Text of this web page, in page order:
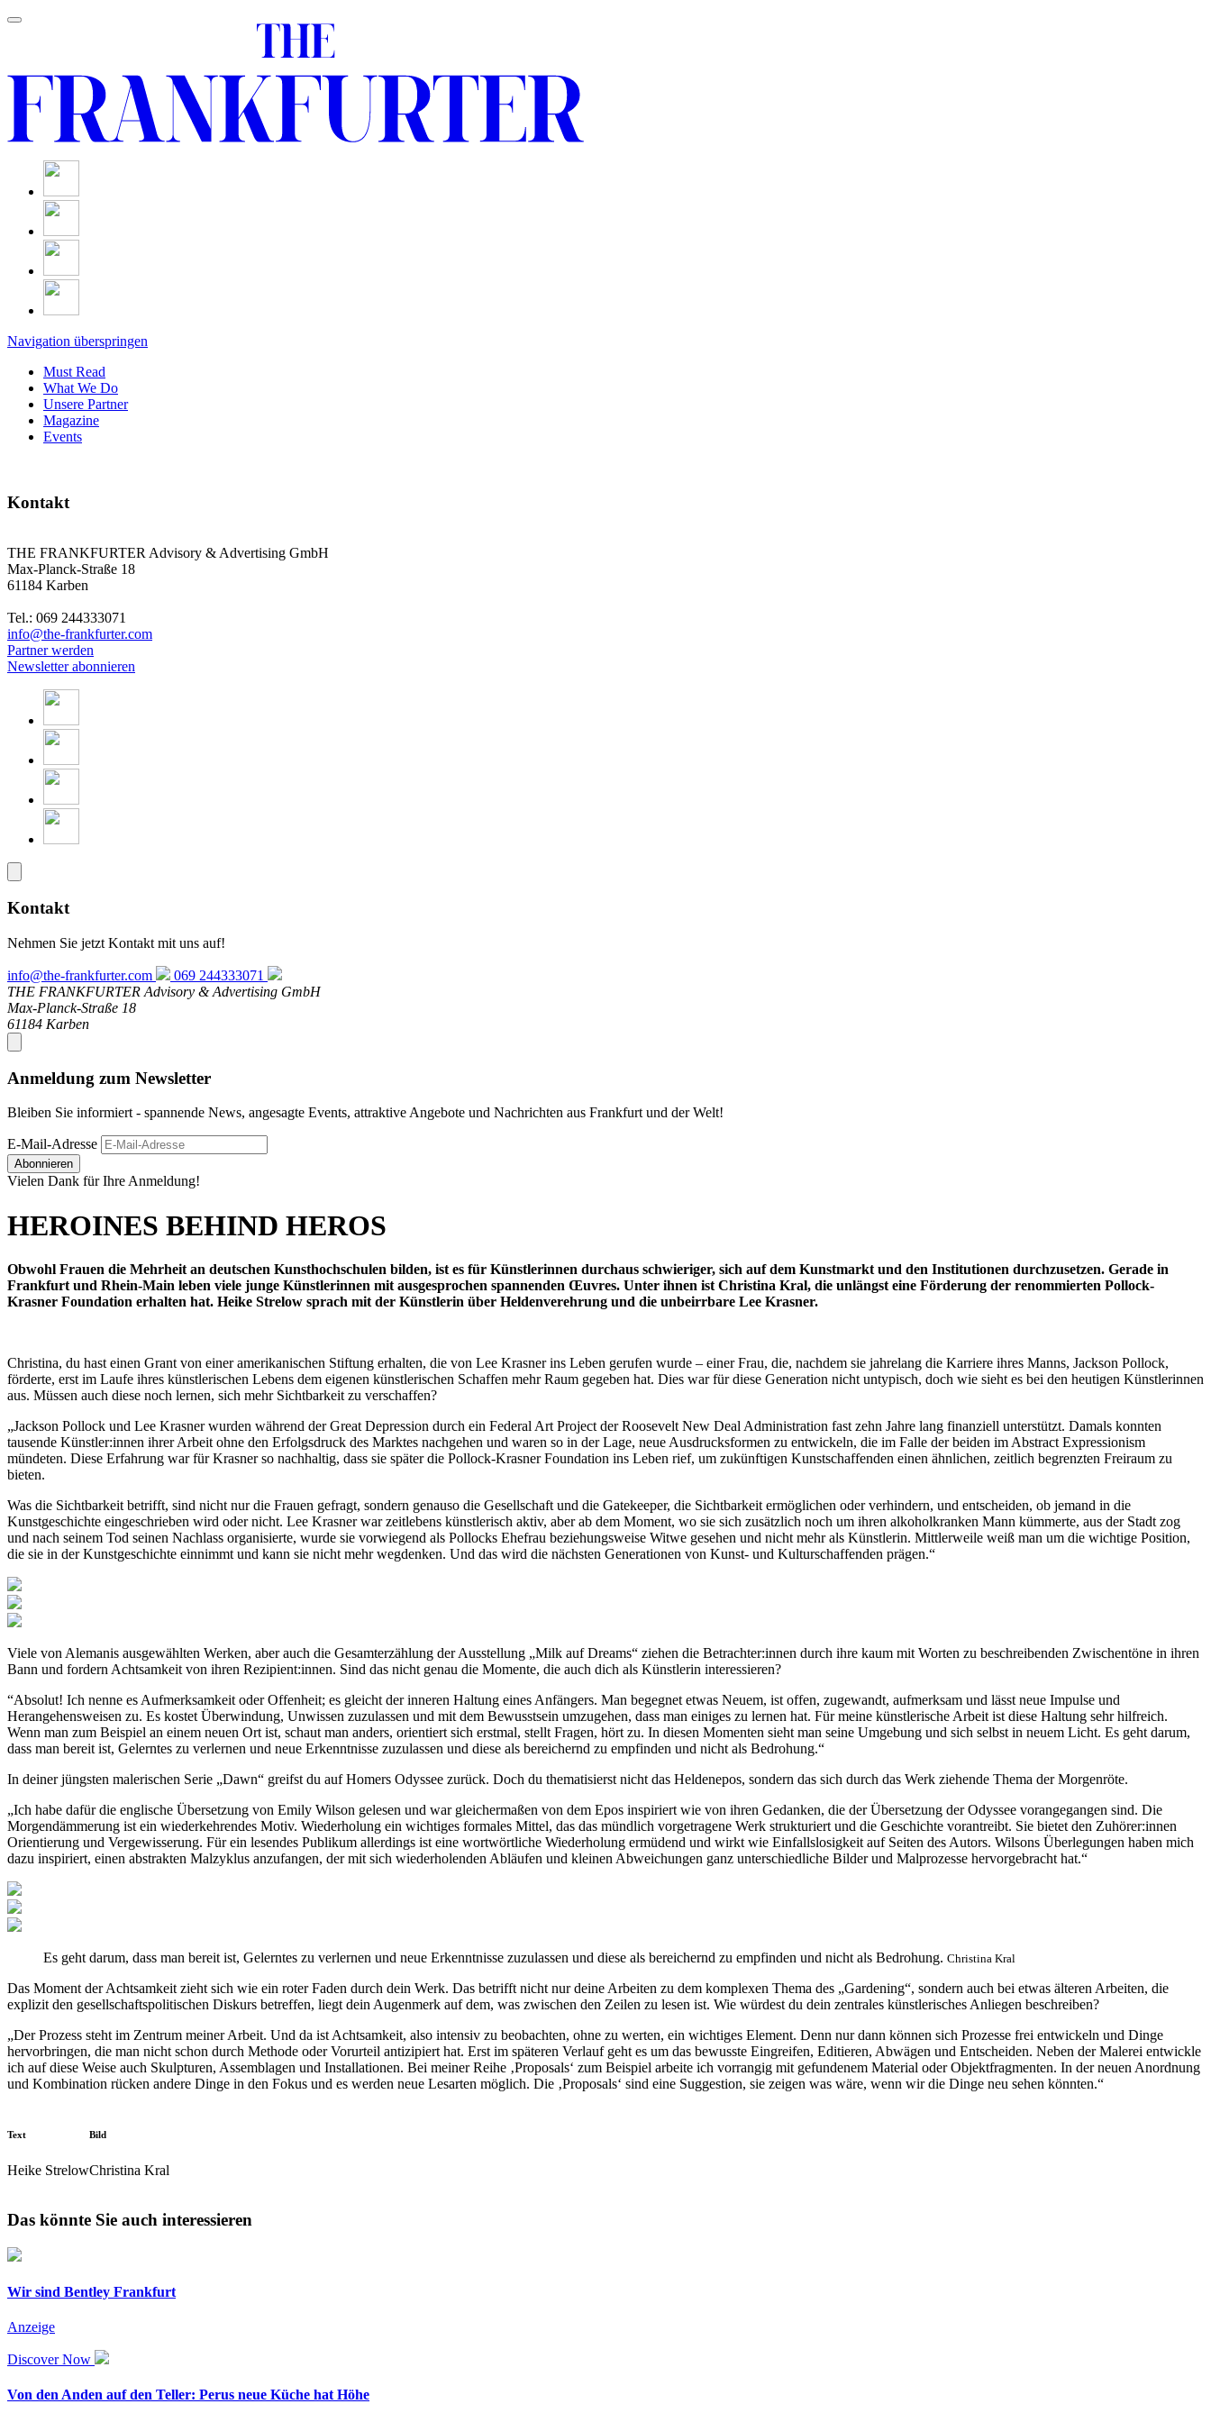
Navigation überspringen
Must Read
What We Do
Unsere Partner
Magazine
Events
Kontakt
THE FRANKFURTER Advisory & Advertising GmbH
Max-Planck-Straße 18
61184 Karben
Tel.: 069 244333071
info@the-frankfurter.com
Partner werden
Newsletter abonnieren
Kontakt
Nehmen Sie jetzt Kontakt mit uns auf!
info@the-frankfurter.com
069 244333071
THE FRANKFURTER Advisory & Advertising GmbH
Max-Planck-Straße 18
61184 Karben
Anmeldung zum Newsletter
Bleiben Sie informiert - spannende News, angesagte Events, attraktive Angebote und Nachrichten aus Frankfurt und der Welt!
E-Mail-Adresse
Abonnieren
Vielen Dank für Ihre Anmeldung!
HEROINES BEHIND HEROS
Obwohl Frauen die Mehrheit an deutschen Kunsthochschulen bilden, ist es für Künstlerinnen durchaus schwieriger, sich auf dem Kunstmarkt und den Institutionen durchzusetzen. Gerade in
Frankfurt und Rhein-Main leben viele junge Künstlerinnen mit ausgesprochen spannenden Œuvres. Unter ihnen ist Christina Kral, die unlängst eine Förderung der renommierten Pollock-
Krasner Foundation erhalten hat. Heike Strelow sprach mit der Künstlerin über Heldenverehrung und die unbeirrbare Lee Krasner.
Christina, du hast einen Grant von einer amerikanischen Stiftung erhalten, die von Lee Krasner ins Leben gerufen wurde – einer Frau, die, nachdem sie jahrelang die Karriere ihres Manns, Jackson Pollock,
förderte, erst im Laufe ihres künstlerischen Lebens dem eigenen künstlerischen Schaffen mehr Raum gegeben hat. Dies war für diese Generation nicht untypisch, doch wie sieht es bei den heutigen Künstlerinnen
aus. Müssen auch diese noch lernen, sich mehr Sichtbarkeit zu verschaffen?
„Jackson Pollock und Lee Krasner wurden während der Great Depression durch ein Federal Art Project der Roosevelt New Deal Administration fast zehn Jahre lang finanziell unterstützt. Damals konnten
tausende Künstler:innen ihrer Arbeit ohne den Erfolgsdruck des Marktes nachgehen und waren so in der Lage, neue Ausdrucksformen zu entwickeln, die im Falle der beiden im Abstract Expressionism
mündeten. Diese Erfahrung war für Krasner so nachhaltig, dass sie später die Pollock-Krasner Foundation ins Leben rief, um zukünftigen Kunstschaffenden einen ähnlichen, zeitlich begrenzten Freiraum zu
bieten.
Was die Sichtbarkeit betrifft, sind nicht nur die Frauen gefragt, sondern genauso die Gesellschaft und die Gatekeeper, die Sichtbarkeit ermöglichen oder verhindern, und entscheiden, ob jemand in die
Kunstgeschichte eingeschrieben wird oder nicht. Lee Krasner war zeitlebens künstlerisch aktiv, aber ab dem Moment, wo sie sich zusätzlich noch um ihren alkoholkranken Mann kümmerte, aus der Stadt zog
und nach seinem Tod seinen Nachlass organisierte, wurde sie vorwiegend als Pollocks Ehefrau beziehungsweise Witwe gesehen und nicht mehr als Künstlerin. Mittlerweile weiß man um die wichtige Position,
die sie in der Kunstgeschichte einnimmt und kann sie nicht mehr wegdenken. Und das wird die nächsten Generationen von Kunst- und Kulturschaffenden prägen.“
Viele von Alemanis ausgewählten Werken, aber auch die Gesamterzählung der Ausstellung „Milk auf Dreams“ ziehen die Betrachter:innen durch ihre kaum mit Worten zu beschreibenden Zwischentöne in ihren
Bann und fordern Achtsamkeit von ihren Rezipient:innen. Sind das nicht genau die Momente, die auch dich als Künstlerin interessieren?
“Absolut! Ich nenne es Aufmerksamkeit oder Offenheit; es gleicht der inneren Haltung eines Anfängers. Man begegnet etwas Neuem, ist offen, zugewandt, aufmerksam und lässt neue Impulse und
Herangehensweisen zu. Es kostet Überwindung, Unwissen zuzulassen und mit dem Bewusstsein umzugehen, dass man einiges zu lernen hat. Für meine künstlerische Arbeit ist diese Haltung sehr hilfreich.
Wenn man zum Beispiel an einem neuen Ort ist, schaut man anders, orientiert sich erstmal, stellt Fragen, hört zu. In diesen Momenten sieht man seine Umgebung und sich selbst in neuem Licht. Es geht darum,
dass man bereit ist, Gelerntes zu verlernen und neue Erkenntnisse zuzulassen und diese als bereichernd zu empfinden und nicht als Bedrohung.“
In deiner jüngsten malerischen Serie „Dawn“ greifst du auf Homers Odyssee zurück. Doch du thematisierst nicht das Heldenepos, sondern das sich durch das Werk ziehende Thema der Morgenröte.
„Ich habe dafür die englische Übersetzung von Emily Wilson gelesen und war gleichermaßen von dem Epos inspiriert wie von ihren Gedanken, die der Übersetzung der Odyssee vorangegangen sind. Die
Morgendämmerung ist ein wiederkehrendes Motiv. Wiederholung ein wichtiges formales Mittel, das das mündlich vorgetragene Werk strukturiert und die Geschichte vorantreibt. Sie bietet den Zuhörer:innen
Orientierung und Vergewisserung. Für ein lesendes Publikum allerdings ist eine wortwörtliche Wiederholung ermüdend und wirkt wie Einfallslosigkeit auf Seiten des Autors. Wilsons Überlegungen haben mich
dazu inspiriert, einen abstrakten Malzyklus anzufangen, der mit sich wiederholenden Abläufen und kleinen Abweichungen ganz unterschiedliche Bilder und Malprozesse hervorgebracht hat.“
Es geht darum, dass man bereit ist, Gelerntes zu verlernen und neue Erkenntnisse zuzulassen und diese als bereichernd zu empfinden und nicht als Bedrohung. Christina Kral
Das Moment der Achtsamkeit zieht sich wie ein roter Faden durch dein Werk. Das betrifft nicht nur deine Arbeiten zu dem komplexen Thema des „Gardening“, sondern auch bei etwas älteren Arbeiten, die
explizit den gesellschaftspolitischen Diskurs betreffen, liegt dein Augenmerk auf dem, was zwischen den Zeilen zu lesen ist. Wie würdest du dein zentrales künstlerisches Anliegen beschreiben?
„Der Prozess steht im Zentrum meiner Arbeit. Und da ist Achtsamkeit, also intensiv zu beobachten, ohne zu werten, ein wichtiges Element. Denn nur dann können sich Prozesse frei entwickeln und Dinge
hervorbringen, die man nicht schon durch Methode oder Vorurteil antizipiert hat. Erst im späteren Verlauf geht es um das bewusste Eingreifen, Editieren, Abwägen und Entscheiden. Neben der Malerei entwickle
ich auf diese Weise auch Skulpturen, Assemblagen und Installationen. Bei meiner Reihe ‚Proposals‘ zum Beispiel arbeite ich vorrangig mit gefundenem Material oder Objektfragmenten. In der neuen Anordnung
und Kombination rücken andere Dinge in den Fokus und es werden neue Lesarten möglich. Die ‚Proposals‘ sind eine Suggestion, sie zeigen was wäre, wenn wir die Dinge neu sehen könnten.“
Text
Heike Strelow
Bild
Christina Kral
Das könnte Sie auch interessieren
Wir sind Bentley Frankfurt
Anzeige
Discover Now
Von den Anden auf den Teller: Perus neue Küche hat Höhe